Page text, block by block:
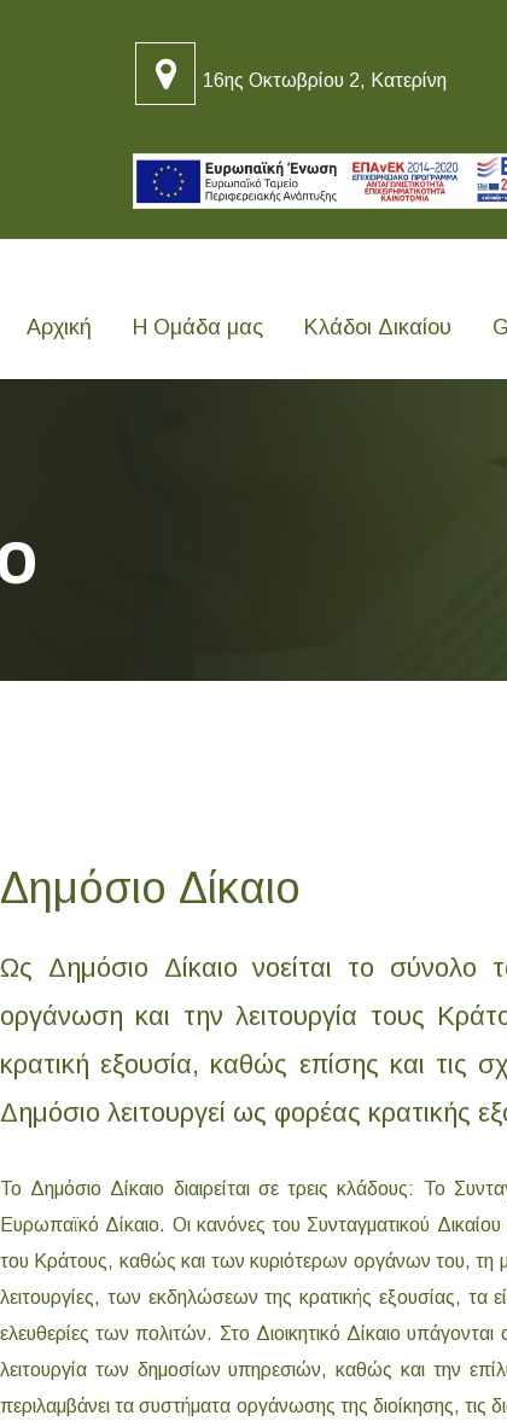
16ης Οκτωβρίου 2, Κατερίνη
Αρχική Η Ομάδα μας Κλάδοι Δικαίου
Δημόσιο Δίκαιο
Ως Δημόσιο Δίκαιο νοείται το
οργάνωση και την λειτουργία τους
κρατική εξουσία, καθώς επίσης και τις
Δημόσιο λειτουργεί ως φορέας κρατικής
Το Δημόσιο Δίκαιο διαιρείται σε τρεις κλάδους: Το
Ευρωπαϊκό Δίκαιο. Οι κανόνες του Συνταγματικού
του Κράτους, καθώς και των κυριότερων οργάνων του, τη
λειτουργίες, των εκδηλώσεων της κρατικής εξουσίας, τα
ελευθερίες των πολιτών. Στο Διοικητικό Δίκαιο
λειτουργία των δημοσίων υπηρεσιών, καθώς και την
περιλαμβάνει τα συστήματα οργάνωσης της διοίκησης, τις